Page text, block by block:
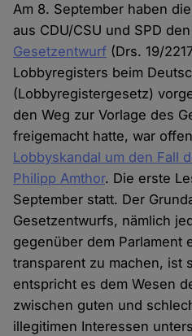
Am 8. September haben
aus CDU/CSU und SPD
Gesetzentwurf (Drs. 19/
Lobbyregisters beim
(Lobbyregistergesetz)
den Weg zur Vorlage des
freigemacht hatte, war
Lobbyskandal um den Fall
Philipp Amthor. Die erste
September statt. Der
Gesetzentwurfs, nämlich
gegenüber dem Parlament
transparent zu machen, ist
entspricht es dem Wesen
zwischen guten und
illegitimen Interessen